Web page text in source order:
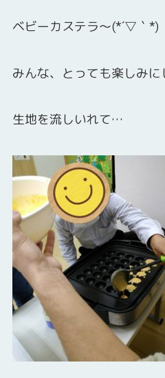
ベビーカステラ～(*´▽｀*)
みんな、とっても楽しみ
生地を流しいれて…